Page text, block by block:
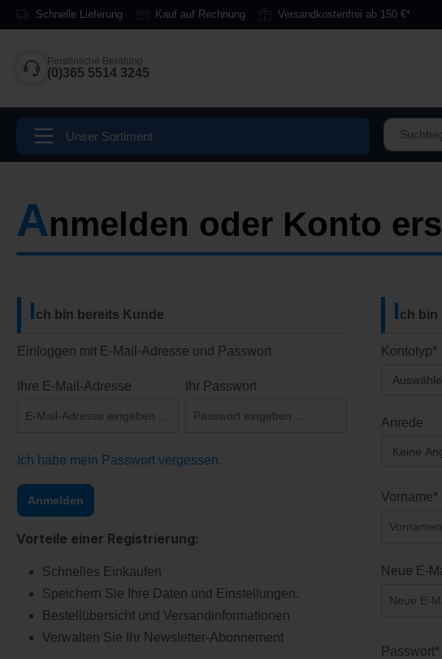
Zur Hauptnavigation springen
Schnelle Lieferung Kauf auf Rechnung Versandkostenfrei ab 150 €*
Persönliche Beratung
(0)365 5514 3245
Unser Sortiment
Anmelden oder Konto
Ich bin bereits Kunde
Einloggen mit E-Mail-Adresse und Passwort
Ihre E-Mail-Adresse Ihr Passwort
Ich habe mein Passwort vergessen.
Anmelden
Vorteile einer Registrierung:
Schnelles Einkaufen
Speichern Sie Ihre Daten und Einstellungen.
Bestellübersicht und Versandinformationen
Verwalten Sie Ihr Newsletter-Abonnement
Ich bin
Kontotyp*
Anrede
Vorname*
Neue E-
Passwort*